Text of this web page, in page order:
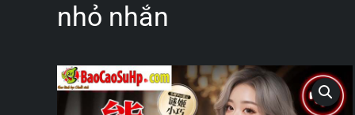
nhỏ nhắn